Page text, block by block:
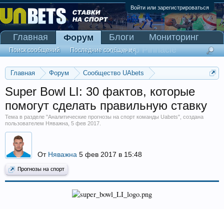
Войти или зарегистрироваться
Главная Форум
Сообщество UAbets
Super Bowl LI: 30 фактов, которые
помогут сделать правильную ставку
Тема в разделе "Аналитические прогнозы на спорт команды Uabets", создана
пользователем Няважна 5 фев 2017
От Няважна 5 фев 2017 в 15:48
Прогнозы на спорт
Главная Форум
Поиск сообщений Последние сообщения
Блоги
Мониторинг
Сканер Pinnacle